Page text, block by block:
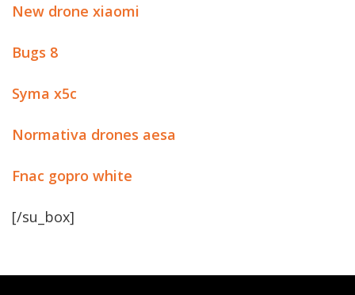
New drone xiaomi
Bugs 8
Syma x5c
Normativa drones aesa
Fnac gopro white
[/su_box]